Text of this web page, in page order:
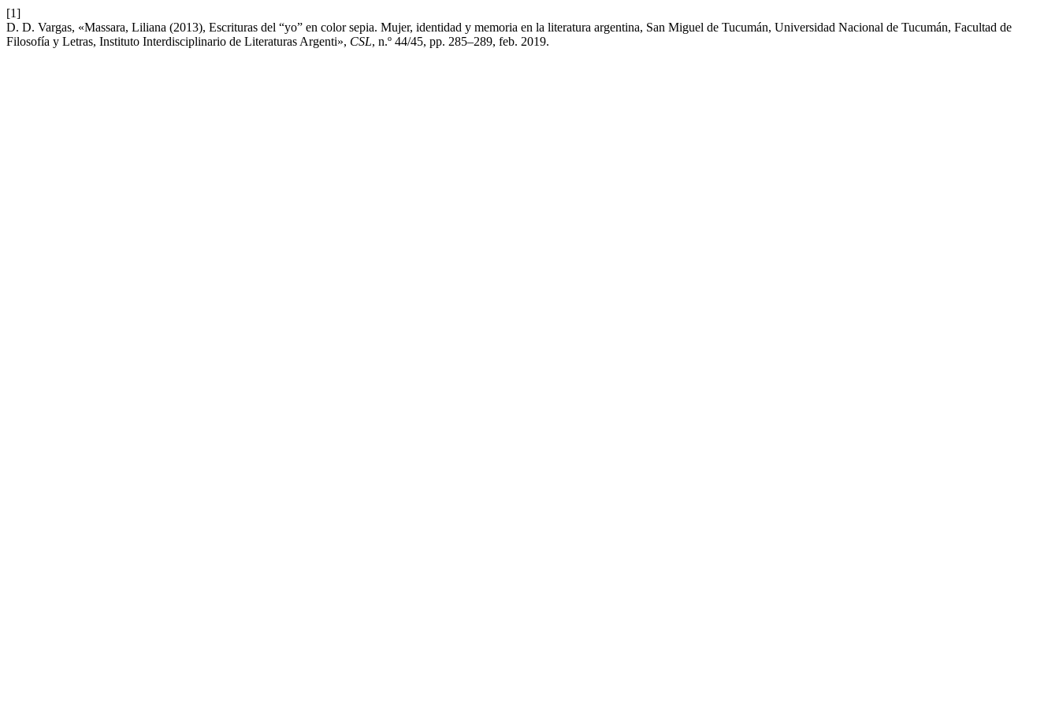
[1]
D. D. Vargas, «Massara, Liliana (2013), Escrituras del “yo” en color sepia. Mujer, identidad y memoria en la literatura argentina, San Miguel de Tucumán, Universidad Nacional de Tucumán, Facultad de
Filosofía y Letras, Instituto Interdisciplinario de Literaturas Argenti», CSL, n.º 44/45, pp. 285–289, feb. 2019.